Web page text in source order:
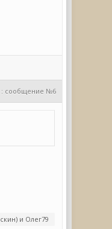
: сообщение №6
и Олег79